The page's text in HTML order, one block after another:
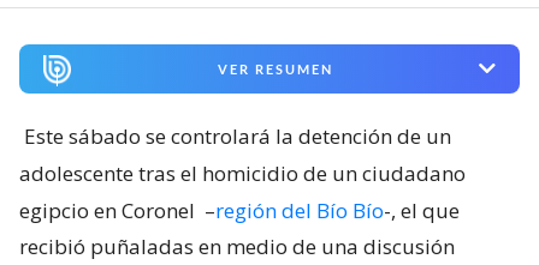
VER RESUMEN
Este sábado se controlará la detención de un
adolescente tras el homicidio de un ciudadano
egipcio en Coronel –región del Bío Bío-, el que
recibió puñaladas en medio de una discusión